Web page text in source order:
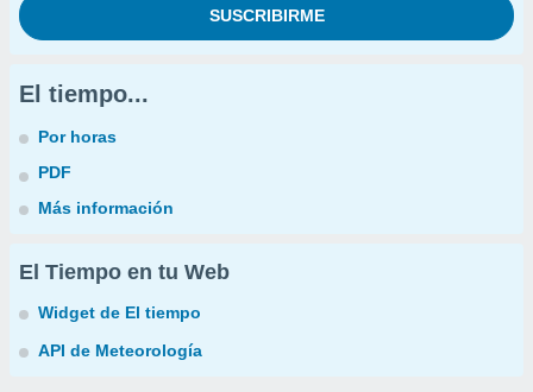
El tiempo...
Por horas
PDF
Más información
El Tiempo en tu Web
Widget de El tiempo
API de Meteorología